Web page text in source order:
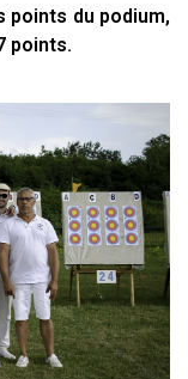
points du podium,
points.